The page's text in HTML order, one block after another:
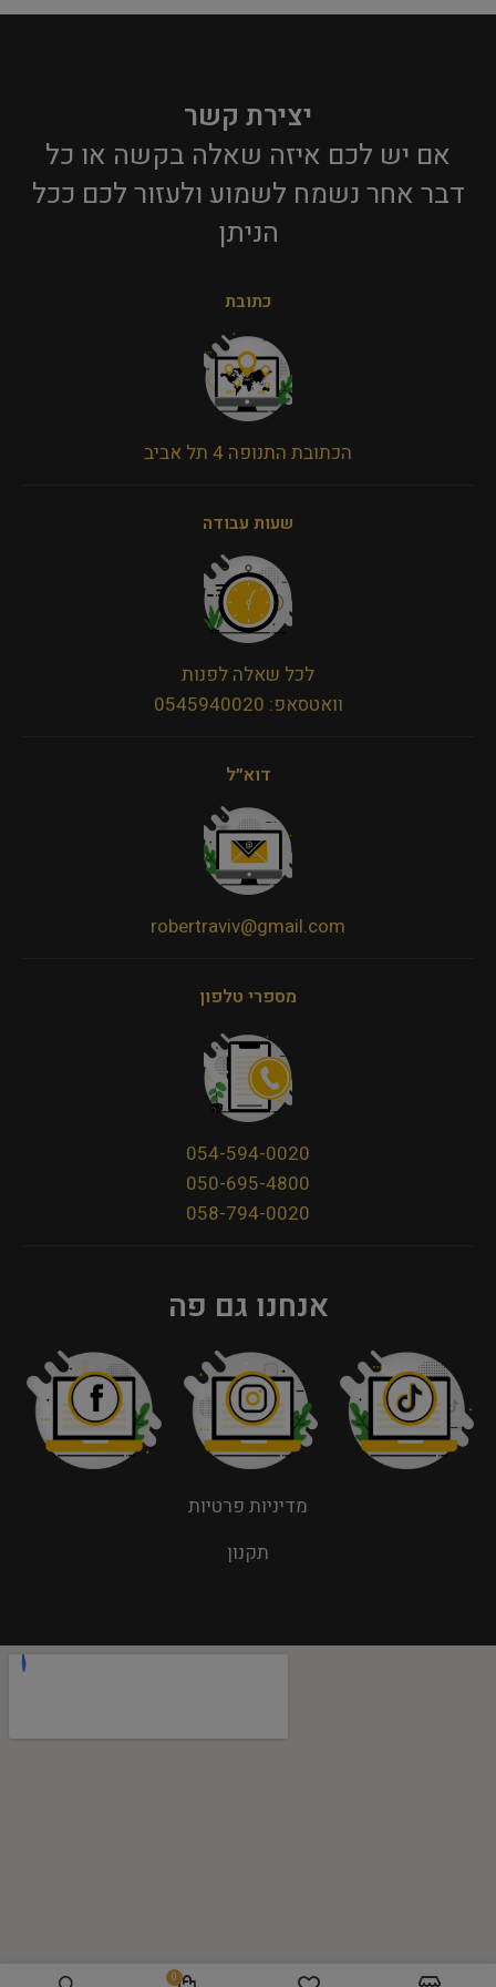
יצירת קשר
אם יש לכם איזה שאלה בקשה או כל
דבר אחר נשמח לשמוע ולעזור לכם ככל
הניתן​
כתובת
הכתובת התנופה 4 תל אביב
שעות עבודה
לכל שאלה לפנות
וואטסאפ: 0545940020
דוא״ל
robertraviv@gmail.com
מספרי טלפון
054-594-0020
050-695-4800
058-794-0020
אנחנו גם פה
מדיניות פרטיות
תקנון
0